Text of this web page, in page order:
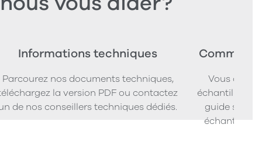
Informations techniques
Parcourez nos documents techniques,
la version PDF ou contactez
de nos conseillers techniques dédiés.
Vous
échantillons
guide